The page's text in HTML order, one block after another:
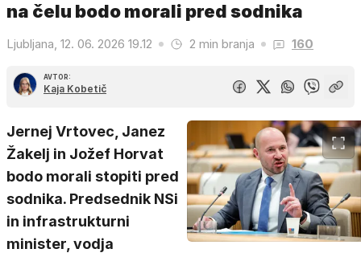
na čelu bodo morali pred sodnika
Ljubljana, 12. 06. 2026 19.12 2 min branja 160
AVTOR:
Kaja Kobetič
Jernej Vrtovec, Janez
Žakelj in Jožef Horvat
bodo morali stopiti pred
sodnika. Predsednik NSi
in infrastrukturni
minister, vodja